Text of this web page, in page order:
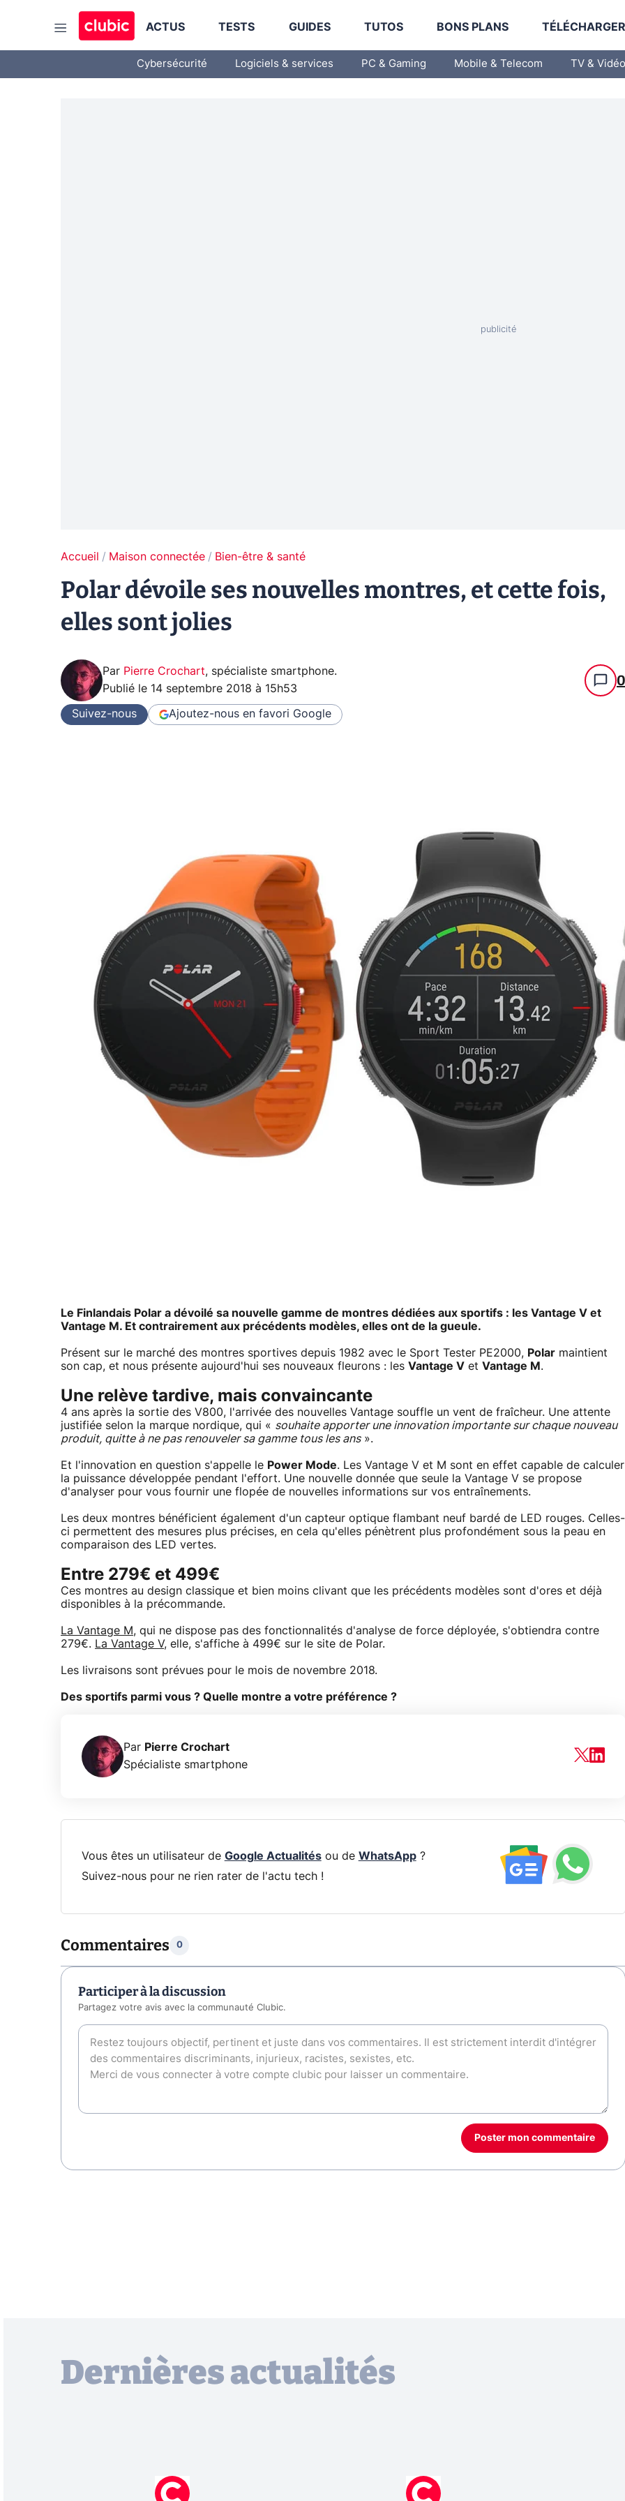
ACTUS TESTS GUIDES TUTOS BONS PLANS
Cybersécurité Logiciels & services PC & Gaming Mobile & Telecom TV & Vidéo
Accueil Maison connectée Bien-être & santé
Polar dévoile ses nouvelles montres, et cette fois,
elles sont jolies
Par Pierre Crochart, spécialiste smartphone.
Publié le 14 septembre 2018 à 15h53 0
Suivez-nous Ajoutez-nous en favori Google
Le Finlandais Polar a dévoilé sa nouvelle gamme de montres dédiées aux sportifs : les Vantage V et
Vantage M. Et contrairement aux précédents modèles, elles ont de la gueule.
Présent sur le marché des montres sportives depuis 1982 avec le Sport Tester PE2000, Polar maintient
son cap, et nous présente aujourd'hui ses nouveaux fleurons : les Vantage V et Vantage M .
Une relève tardive, mais convaincante
4 ans après la sortie des V800, l'arrivée des nouvelles Vantage souffle un vent de fraîcheur. Une attente
justifiée selon la marque nordique, qui « souhaite apporter une innovation importante sur chaque nouveau
produit, quitte à ne pas renouveler sa gamme tous les ans».
Et l'innovation en question s'appelle le Power Mode. Les Vantage V et M sont en effet capable de calculer
la puissance développée pendant l'effort. Une nouvelle donnée que seule la Vantage V se propose
d'analyser pour vous fournir une flopée de nouvelles informations sur vos entraînements.
Les deux montres bénéficient également d'un capteur optique flambant neuf bardé de LED rouges. Celles-
ci permettent des mesures plus précises, en cela qu'elles pénètrent plus profondément sous la peau en
comparaison des LED vertes.
Entre 279€ et 499€
Ces montres au design classique et bien moins clivant que les précédents modèles sont d'ores et déjà
disponibles à la précommande.
La Vantage M, qui ne dispose pas des fonctionnalités d'analyse de force déployée, s'obtiendra contre
279€. La Vantage V, elle, s'affiche à 499€ sur le site de Polar.
Les livraisons sont prévues pour le mois de novembre 2018.
Des sportifs parmi vous ? Quelle montre a votre préférence ?
Par Pierre Crochart
Spécialiste smartphone
Vous êtes un utilisateur de Google Actualitésou de WhatsApp?
Suivez-nous pour ne rien rater de l'actu tech !
Commentaires 0
Participer à la discussion
Partagez votre avis avec la communauté Clubic.
Poster mon commentaire
Dernières actualités